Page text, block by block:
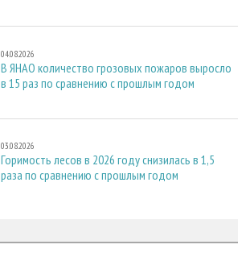
04.08.2026
В ЯНАО количество грозовых пожаров выросло
в 15 раз по сравнению с прошлым годом
03.08.2026
Горимость лесов в 2026 году снизилась в 1,5
раза по сравнению с прошлым годом